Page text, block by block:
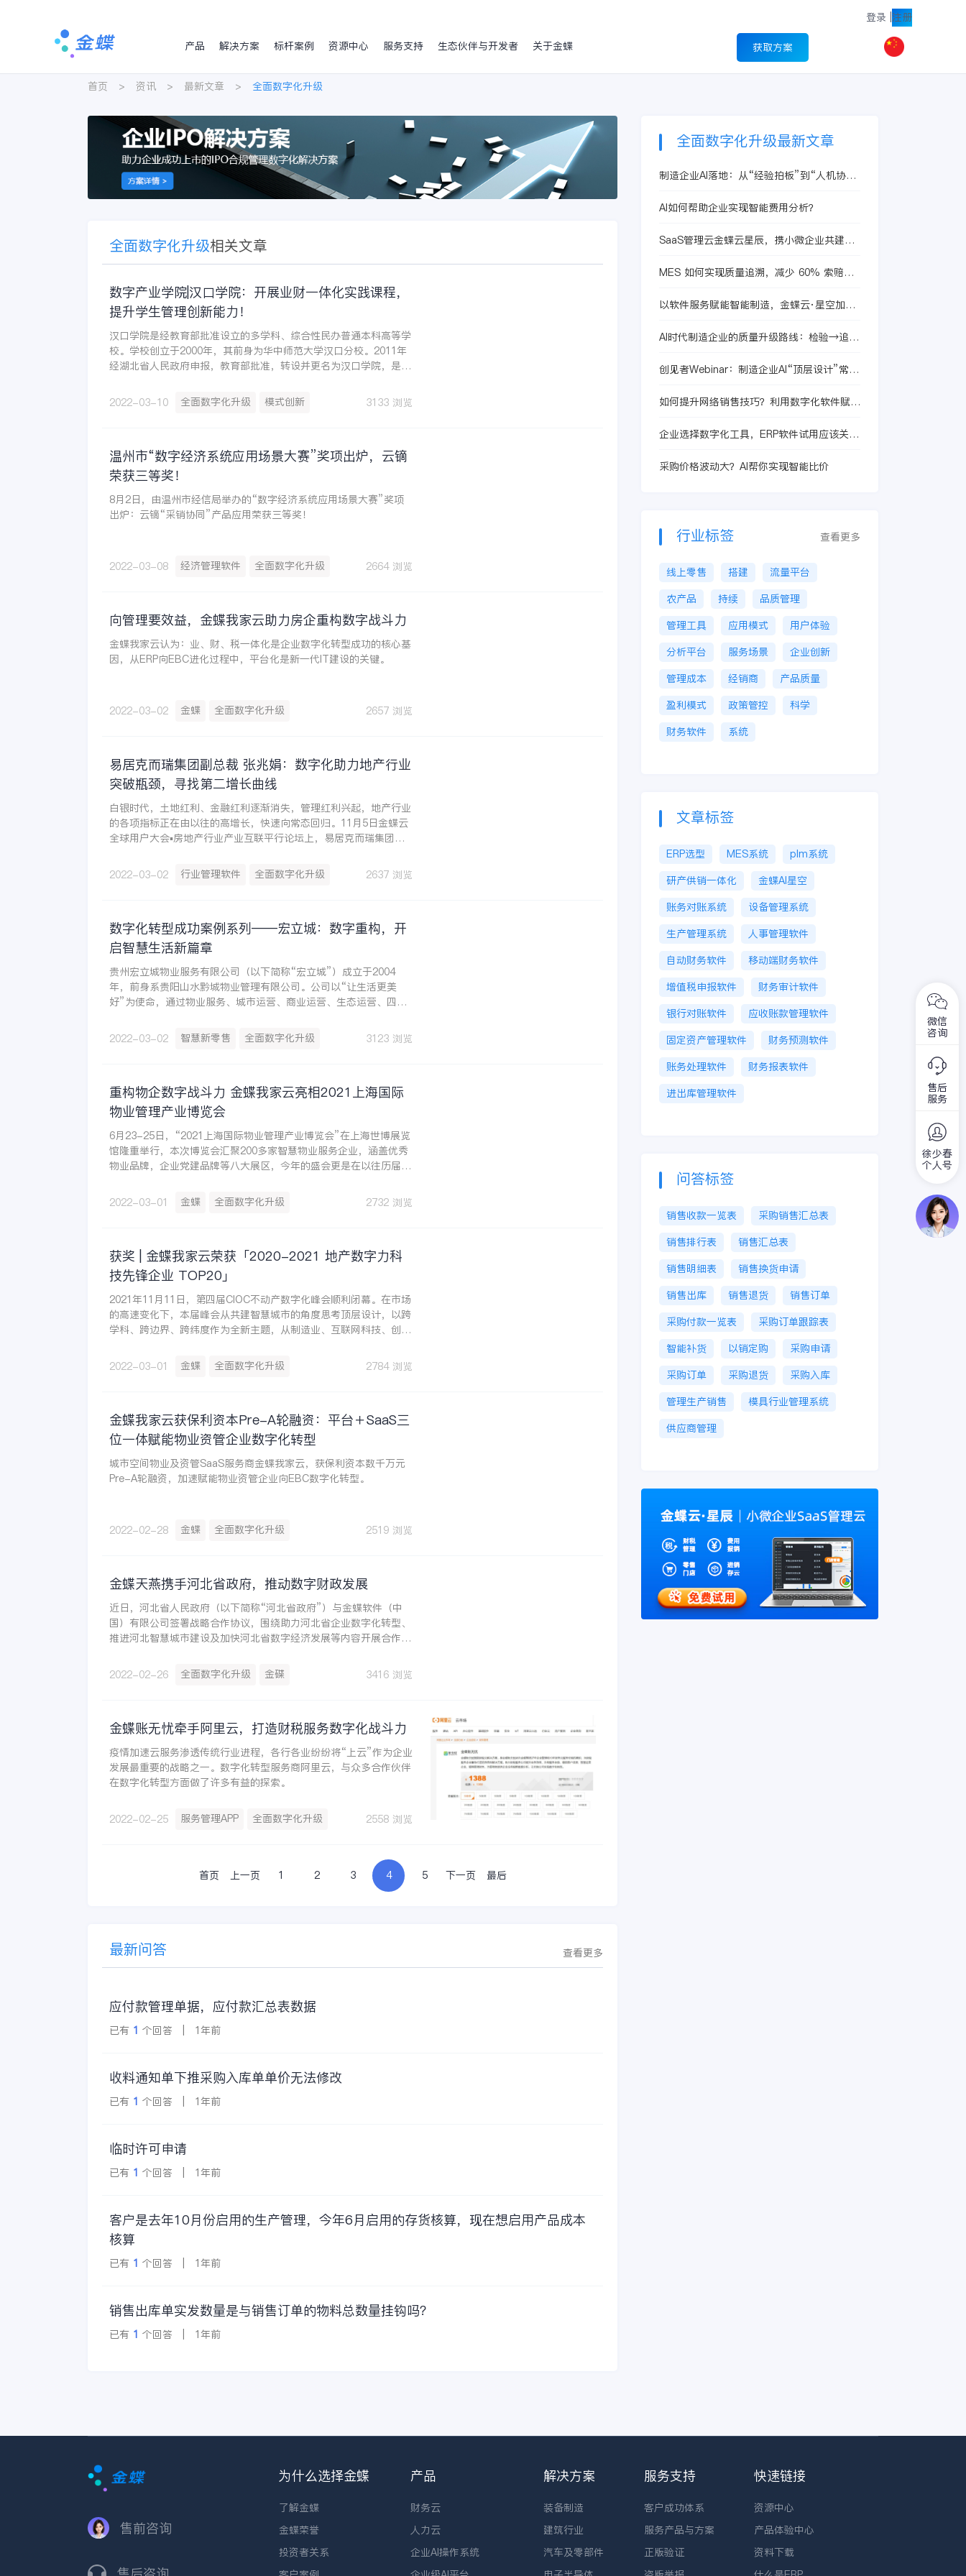
登录 注册
产品
解决方案 标杆案例 资源中心 服务支持 生态伙伴与开发者 关于金蝶 获取方案
首页 > 资讯 > 最新文章 > 全面数字化升级
全面数字化升级相关文章
数字产业学院|汉口学院：开展业财一体化实践课程，
提升学生管理创新能力！
汉口学院是经教育部批准设立的多学科、综合性民办普通本科高等学
校。学校创立于2000年，其前身为华中师范大学汉口分校。2011年
经湖北省人民政府申报，教育部批准，转设并更名为汉口学院，是全
年经省教育厅批准成为全省32所同类高校中率先进入二本招生高校，
也是湖北省民办高校首批联合招收培养硕士研究生的高校之一。
2022-03-10 全面数字化升级 模式创新 3133 浏览
温州市“数字经济系统应用场景大赛”奖项出炉，云镝
荣获三等奖！
8月2日，由温州市经信局举办的“数字经济系统应用场景大赛”奖项
出炉：云镝“采销协同”产品应用荣获三等奖！
2022-03-08 经济管理软件 全面数字化升级 2664 浏览
向管理要效益，金蝶我家云助力房企重构数字战斗力
金蝶我家云认为：业、财、税一体化是企业数字化转型成功的核心基
因，从ERP向EBC进化过程中，平台化是新一代IT建设的关键。
2022-03-02 金蝶 全面数字化升级 2657 浏览
易居克而瑞集团副总裁 张兆娟：数字化助力地产行业
突破瓶颈，寻找第二增长曲线
白银时代，土地红利、金融红利逐渐消失，管理红利兴起，地产行业
的各项指标正在由以往的高增长，快速向常态回归。11月5日金蝶云
全球用户大会▪房地产行业产业互联平行论坛上，易居克而瑞集团副
略进行了全方位解读。
2022-03-02 行业管理软件 全面数字化升级 2637 浏览
数字化转型成功案例系列——宏立城：数字重构，开
启智慧生活新篇章
贵州宏立城物业服务有限公司（以下简称“宏立城”）成立于2004
年，前身系贵阳山水黔城物业管理有限公司。公司以“让生活更美
好”为使命，通过物业服务、城市运营、商业运营、生态运营、四大
致力于智慧城市建设，从智慧交通、智慧消防、智慧安防、智慧医
疗、智慧教育、智慧信息、智慧商业等七大板块，开启智慧生活新篇
2022-03-02 智慧新零售 全面数字化升级 3123 浏览
重构物企数字战斗力 金蝶我家云亮相2021上海国际
物业管理产业博览会
6月23-25日，“2021上海国际物业管理产业博览会”在上海世博展览
馆隆重举行，本次博览会汇聚200多家智慧物业服务企业，涵盖优秀
物业品牌，企业党建品牌等八大展区，今年的盛会更是在以往历届的
会”的多维格局，聚焦行业品牌企业与产业链上下游企业，关注行业
热点领域，布局行业整体发展所亟需的生态体系。，以15000平方米
2022-03-01 金蝶 全面数字化升级 2732 浏览
获奖 | 金蝶我家云荣获「2020-2021 地产数字力科
技先锋企业 TOP20」
2021年11月11日，第四届CIOC不动产数字化峰会顺利闭幕。在市场
的高速变化下，本届峰会从共建智慧城市的角度思考顶层设计，以跨
学科、跨边界、跨纬度作为全新主题，从制造业、互联网科技、创
产数字化之路上的多种可能性，希望地产行业通过与他山之石的碰撞
和交流，更高效地在多场景推动数字化落地，进一步共建不动产数字
2022-03-01 金蝶 全面数字化升级 2784 浏览
金蝶我家云获保利资本Pre-A轮融资：平台＋SaaS三
位一体赋能物业资管企业数字化转型
城市空间物业及资管SaaS服务商金蝶我家云，获保利资本数千万元
Pre-A轮融资，加速赋能物业资管企业向EBC数字化转型。
2022-02-28 金蝶 全面数字化升级 2519 浏览
金蝶天燕携手河北省政府，推动数字财政发展
近日，河北省人民政府（以下简称“河北省政府”）与金蝶软件（中
国）有限公司签署战略合作协议，围绕助力河北省企业数字化转型、
推进河北智慧城市建设及加快河北省数字经济发展等内容开展合作。
2022-02-26
全面数字化升级 金碟 3416 浏览
金蝶账无忧牵手阿里云，打造财税服务数字化战斗力
疫情加速云服务渗透传统行业进程，各行各业纷纷将“上云”作为企业
发展最重要的战略之一。数字化转型服务商阿里云，与众多合作伙伴
在数字化转型方面做了许多有益的探索。
2022-02-25 服务管理APP 全面数字化升级 2558 浏览
首页 上一页 1 2 3 4 5 下一页 最后
最新问答 查看更多
应付款管理单据，应付款汇总表数据
已有 1 个回答 | 1年前
收料通知单下推采购入库单单价无法修改
已有 1 个回答 | 1年前
临时许可申请
已有 1 个回答 | 1年前
客户是去年10月份启用的生产管理，今年6月启用的存货核算，现在想启用产品成本
核算
已有 1 个回答 | 1年前
销售出库单实发数量是与销售订单的物料总数量挂钩吗？
已有 1 个回答 | 1年前
全面数字化升级最新文章
制造企业AI落地：从“经验拍板”到“人机协同
AI如何帮助企业实现智能费用分析？
SaaS管理云金蝶云星辰，携小微企业共建业
MES 如何实现质量追溯，减少 60% 索赔风
以软件服务赋能智能制造，金蝶云·星空加
AI时代制造企业的质量升级路线：检验→追溯
创见者Webinar：制造企业AI“顶层设计”常见
如何提升网络销售技巧？利用数字化软件赋能
企业选择数字化工具，ERP软件试用应该关注
采购价格波动大？AI帮你实现智能比价
行业标签 查看更多
线上零售 搭建
流量平台
农产品
持续
品质管理
管理工具
应用模式
用户体验
分析平台
服务场景
企业创新
管理成本
经销商
产品质量
盈利模式
政策管控
科学
财务软件
系统
文章标签
ERP选型 MES系统
plm系统
研产供销一体化
金蝶AI星空
账务对账系统
设备管理系统
生产管理系统
人事管理软件
自动财务软件
移动端财务软件
增值税申报软件
财务审计软件
银行对账软件
应收账款管理软件
固定资产管理软件
财务预测软件
账务处理软件
财务报表软件
进出库管理软件
问答标签
销售收款一览表
采购销售汇总表
销售排行表
销售汇总表
销售明细表
销售换货申请
销售出库
销售退货
销售订单
采购付款一览表
采购订单跟踪表
智能补货
以销定购
采购申请
采购订单
采购退货
采购入库
管理生产销售
模具行业管理系统
供应商管理
售前咨询
为什么选择金蝶
了解金蝶
金蝶荣誉
投资者关系
产品
财务云
人力云
企业AI操作系统
解决方案
装备制造
建筑行业
汽车及零部件
服务支持
客户成功体系
服务产品与方案
正版验证
快速链接
资源中心
产品体验中心
资料下载
微信
咨询
售后
服务
徐少春
个人号